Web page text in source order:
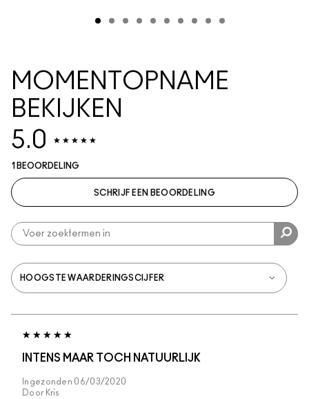
MOMENTOPNAME
BEKIJKEN
5.0
1 BEOORDELING
SCHRIJF EEN BEOORDELING
INTENS MAAR TOCH NATUURLIJK
Ingezonden 06/03/2020
Door Kris